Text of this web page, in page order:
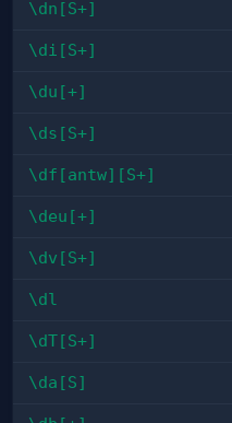
\dn[S+]
\di[S+]
\du[+]
\ds[S+]
\df[antw][S+]
\deu[+]
\dv[S+]
\dl
\dT[S+]
\da[S]